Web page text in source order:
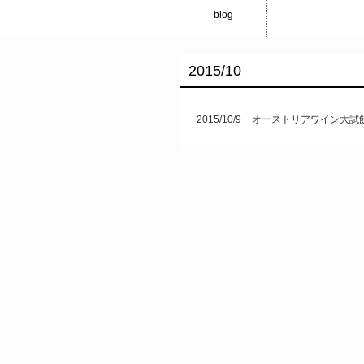
blog
2015/10
2015/10/9 オーストリアワイン大試